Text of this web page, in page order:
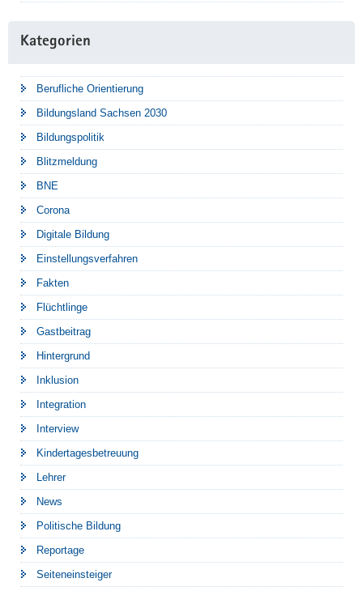
Kategorien
Berufliche Orientierung
Bildungsland Sachsen 2030
Bildungspolitik
Blitzmeldung
BNE
Corona
Digitale Bildung
Einstellungsverfahren
Fakten
Flüchtlinge
Gastbeitrag
Hintergrund
Inklusion
Integration
Interview
Kindertagesbetreuung
Lehrer
News
Politische Bildung
Reportage
Seiteneinsteiger